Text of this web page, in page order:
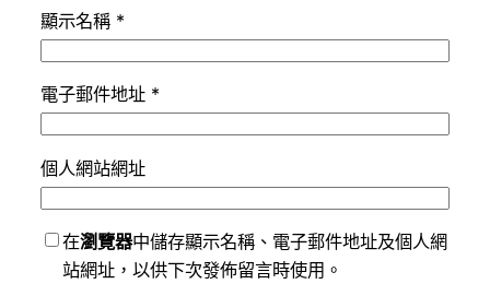
顯示名稱 *
電子郵件地址 *
個人網站網址
在瀏覽器中儲存顯示名稱、電子郵件地址及個人網
站網址，以供下次發佈留言時使用。